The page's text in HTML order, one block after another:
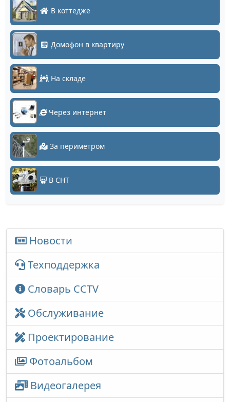
В коттедже
Домофон в квартиру
На складе
Через интернет
За периметром
В СНТ
Новости
Техподдержка
Словарь CCTV
Обслуживание
Проектирование
Фотоальбом
Видеогалерея